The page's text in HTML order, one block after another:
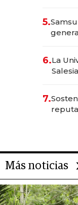
5.
6.La
7.
Más noticias